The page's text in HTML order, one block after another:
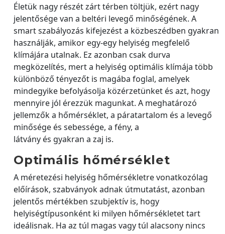
Életük nagy részét zárt térben töltjük, ezért nagy
jelentősége van a beltéri levegő minőségének. A
smart szabályozás kifejezést a közbeszédben gyakran
használják, amikor egy-egy helyiség megfelelő
klímájára utalnak. Ez azonban csak durva
megközelítés, mert a helyiség optimális klímája több
különböző tényezőt is magába foglal, amelyek
mindegyike befolyásolja közérzetünket és azt, hogy
mennyire jól érezzük magunkat. A meghatározó
jellemzők a hőmérséklet, a páratartalom és a levegő
minősége és sebessége, a fény, a
látvány és gyakran a zaj is.
Optimális hőmérséklet
A méretezési helyiség hőmérsékletre vonatkozólag
előírások, szabványok adnak útmutatást, azonban
jelentős mértékben szubjektív is, hogy
helyiségtípusonként ki milyen hőmérsékletet tart
ideálisnak. Ha az túl magas vagy túl alacsony nincs